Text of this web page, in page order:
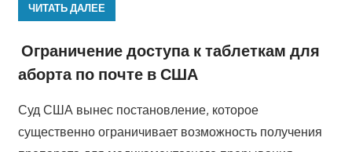
ЧИТАТЬ ДАЛЕЕ
Ограничение доступа к таблеткам для
аборта по почте в США
Суд США вынес постановление, которое
существенно ограничивает возможность получения